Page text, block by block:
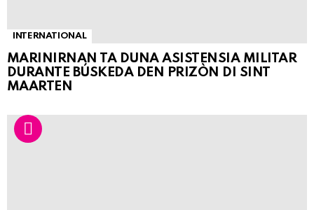
INTERNATIONAL
MARINIRNAN TA DUNA ASISTENSIA MILITAR
DURANTE BÚSKEDA DEN PRIZÒN DI SINT
MAARTEN